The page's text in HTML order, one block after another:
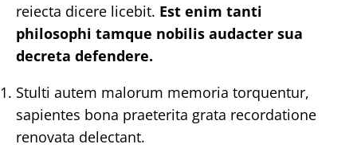
reiecta dicere licebit. Est enim tanti
philosophi tamque nobilis audacter sua
decreta defendere.
Stulti autem malorum memoria torquentur,
sapientes bona praeterita grata recordatione
renovata delectant.